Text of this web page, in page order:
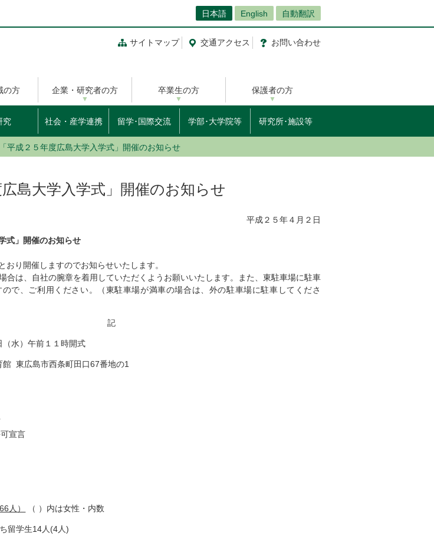
日本語 English 自動翻訳
サイトマップ 交通アクセス お問い合わせ
の方 企業・研究者の方 卒業生の方 保護者の方
究 社会・産学連携 留学･国際交流 学部･大学院等 研究所･施設等
「平成２５年度広島大学入学式」開催のお知らせ
広島大学入学式」開催のお知らせ
平成２５年４月２日
式」開催のお知らせ
おり開催しますのでお知らせいたします。
合は、自社の腕章を着用していただくようお願いいたします。また、東駐車場に駐車
で、ご利用ください。（東駐車場が満車の場合は、外の駐車場に駐車してくださ
記
（水）午前１１時開式
東広島市西条町田口67番地の1
宣言
人） （ ）内は女性・内数
留学生14人(4人)